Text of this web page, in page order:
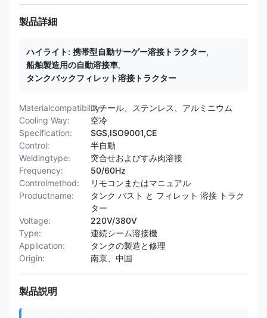
製品詳細
ハイライト: 携帯型自動サーゲー溶接トラクター,
船舶製造用の自動溶接車,
タンクバックフィレット溶接トラクター
Materialcompatibility:スチール、ステンレス、アルミニウム
Cooling Way:
空冷
Specification:
SGS,ISO9001,CE
Control:
半自動
Weldingtype:
突合せおよびすみ肉溶接
Frequency:
50/60Hz
Controlmethod:
リモコンまたはマニュアル
Productname:
タンク バスト と フィレット 溶接 トラク
ター
Voltage:
220V/380V
Type:
連続シーム溶接機
Application:
タンクの製造と修理
Origin:
南京、中国
製品説明